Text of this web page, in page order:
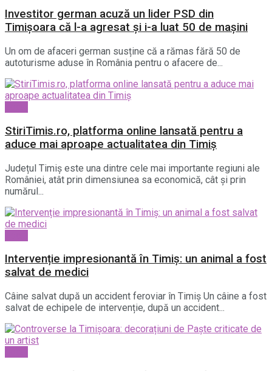
Investitor german acuză un lider PSD din
Timișoara că l-a agresat și i-a luat 50 de mașini
Un om de afaceri german susține că a rămas fără 50 de
autoturisme aduse în România pentru o afacere de...
StiriTimis.ro, platforma online lansată pentru a
aduce mai aproape actualitatea din Timiș
Județul Timiș este una dintre cele mai importante regiuni ale
României, atât prin dimensiunea sa economică, cât și prin
numărul...
Intervenție impresionantă în Timiș: un animal a fost
salvat de medici
Câine salvat după un accident feroviar în Timiș Un câine a fost
salvat de echipele de intervenție, după un accident...